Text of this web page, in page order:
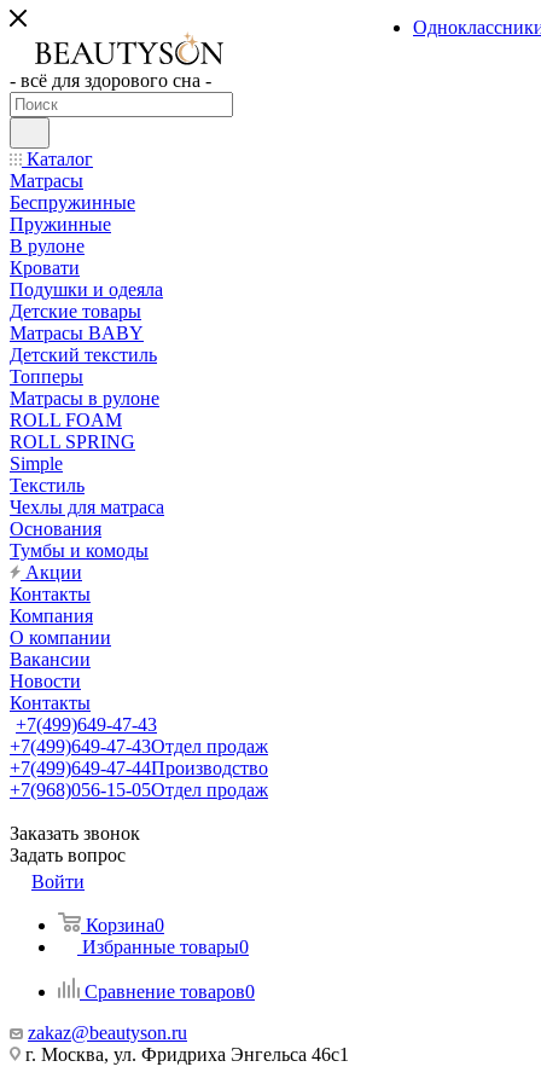
- всё для здорового сна -
Каталог
Матрасы
Беспружинные
Пружинные
В рулоне
Кровати
Подушки и одеяла
Детские товары
Матрасы BABY
Детский текстиль
Топперы
Матрасы в рулоне
ROLL FOAM
ROLL SPRING
Simple
Текстиль
Чехлы для матраса
Основания
Тумбы и комоды
Акции
Контакты
Компания
О компании
Вакансии
Новости
Контакты
+7(499)649-47-43
+7(499)649-47-43Отдел продаж
+7(499)649-47-44Производство
+7(968)056-15-05Отдел продаж
Заказать звонок
Задать вопрос
Войти
Корзина0
Избранные товары0
Сравнение товаров0
zakaz@beautyson.ru
г. Москва, ул. Фридриха Энгельса 46с1